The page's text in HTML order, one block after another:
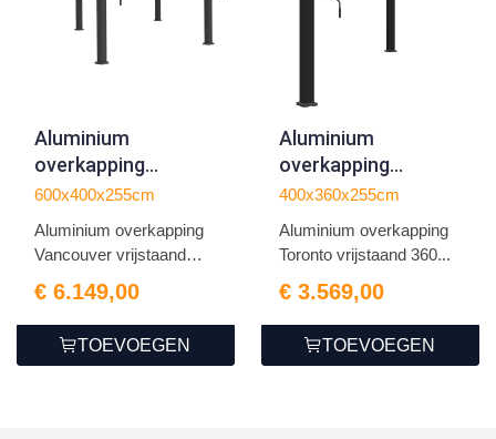
Aluminium
overkapping
Vancouver
x 255 cm antraciet
600x400x255cm
Aluminium overkapping
Vancouver vrijstaand
€ 6.149,00
TOEVOEGEN
Aluminium
overkapping
Toronto vrijstaand
antraciet
400x360x255cm
Aluminium overkapping
Toronto vrijstaand 360...
€ 3.569,00
TOEVOEGEN